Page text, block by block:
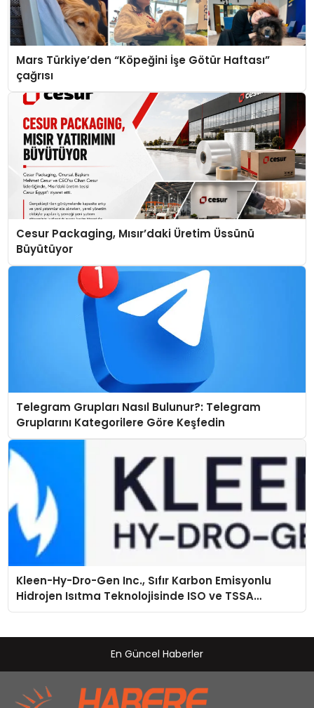
Mars Türkiye’den “Köpeğini İşe Götür Haftası”
çağrısı
Cesur Packaging, Mısır’daki Üretim Üssünü
Büyütüyor
Telegram Grupları Nasıl Bulunur?: Telegram
Gruplarını Kategorilere Göre Keşfedin
Kleen-Hy-Dro-Gen Inc., Sıfır Karbon Emisyonlu
Hidrojen Isıtma Teknolojisinde ISO ve TSSA
Düzenleyici Onaylarını Aldı
En Güncel Haberler